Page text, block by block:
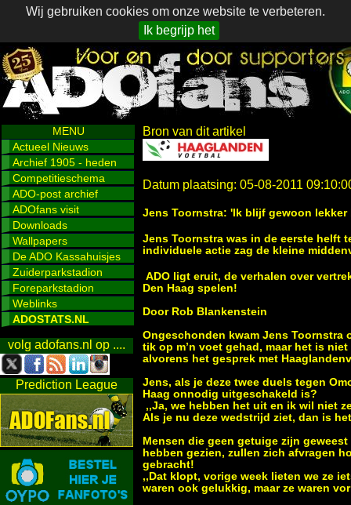
Wij gebruiken cookies om onze website te verbeteren.
Ik begrijp het
MENU
Actueel Nieuws
Archief 1905 - heden
Competitieschema
ADO-post archief
ADOfans visit
Downloads
Wallpapers
De ADO Kassahuisjes
Zuiderparkstadion
Foreparkstadion
Weblinks
ADOSTATS.NL
volg adofans.nl op ....
Prediction League
Bron van dit artikel
Datum plaatsing: 05-08-2011
Jens Toornstra: 'Ik blijf gewoon lekker
Jens Toornstra was in de eerste helft
individuele actie zag de kleine
ADO ligt eruit, de verhalen over
Den Haag spelen!
Door Rob Blankenstein
Ongeschonden kwam Jens
tik op m’n voet gehad, maar het is
alvorens het gesprek met
Jens, als je deze twee duels tegen
Haag onnodig uitgeschakeld is?
,,Ja, we hebben het uit en ik wil niet
Als je nu deze wedstrijd ziet, dan is
Mensen die geen getuige zijn
hebben gezien, zullen zich afvragen
gebracht!
,,Dat klopt, vorige week lieten we ze
waren ook gelukkig, maar ze waren